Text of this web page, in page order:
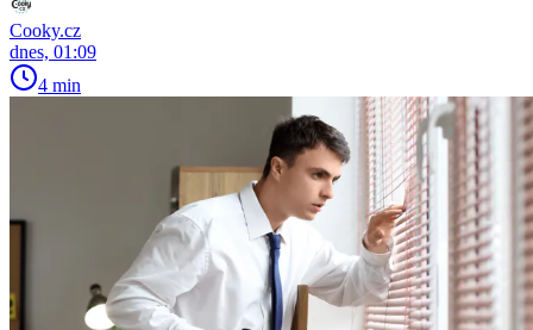
Cooky.cz
dnes, 01:09
4 min